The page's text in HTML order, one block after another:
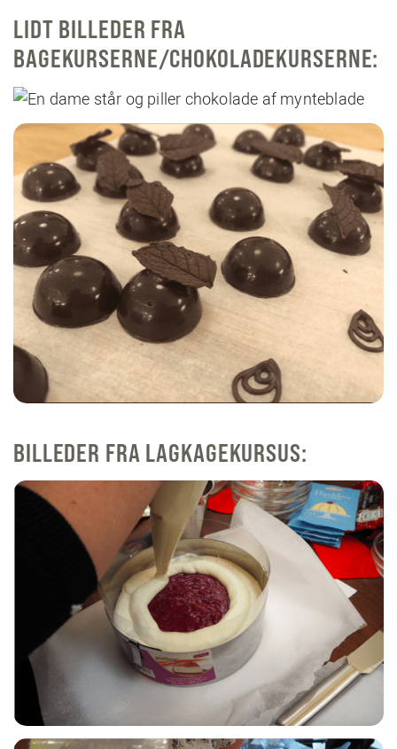
LIDT BILLEDER FRA
BAGEKURSERNE/CHOKOLADEKURSERNE:
BILLEDER FRA LAGKAGEKURSUS: